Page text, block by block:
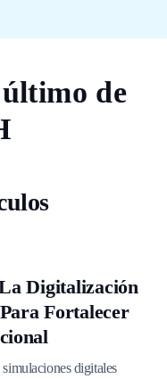
de
Digitalización
Fortalecer
digitales